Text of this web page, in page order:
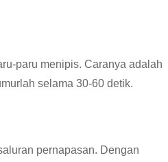
paru menipis. Caranya adalah
selama 30-60 detik.
pernapasan. Dengan